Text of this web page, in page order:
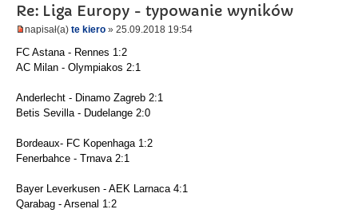
Re: Liga Europy - typowanie wyników
napisał(a) te kiero » 25.09.2018 19:54
FC Astana - Rennes 1:2
AC Milan - Olympiakos 2:1
Anderlecht - Dinamo Zagreb 2:1
Betis Sevilla - Dudelange 2:0
Bordeaux- FC Kopenhaga 1:2
Fenerbahce - Trnava 2:1
Bayer Leverkusen - AEK Larnaca 4:1
Qarabag - Arsenal 1:2